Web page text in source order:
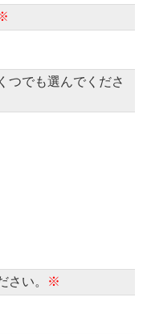
つでも選んでくださ
さい。 ※